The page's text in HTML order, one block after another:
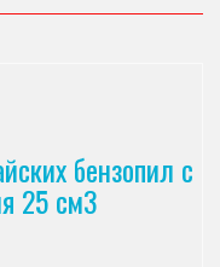
бензопил с
25 см3